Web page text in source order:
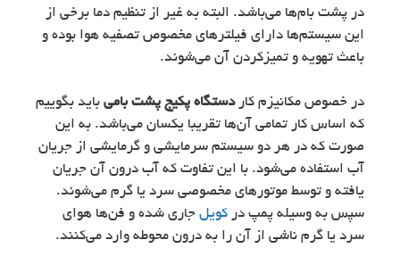
در پشت بام‌ها می‌باشد. البته به غیر از تنظیم دما برخی از
این سیستم‌ها دارای فیلترهای مخصوص تصفیه هوا بوده و
باعث تهویه و تمیزکردن آن می‌شوند.
در خصوص مکانیزم کاردستگاه پکیج پشت بامی باید بگوییم
که اساس کار تمامی آن‌ها تقریبا یکسان می‌باشد. به این
صورت که در هر دو سیستم‌ سرمایشی و گرمایشی از جریان
آب استفاده می‌شود. با این تفاوت که آب درون آن جریان
یافته و توسط موتورهای مخصوصی سرد یا گرم می‌شوند.
سپس به وسیله پمپ در کویل جاری شده و فن‌ها هوای
سرد یا گرم ناشی از آن را به درون محوطه وارد می‌کنند.